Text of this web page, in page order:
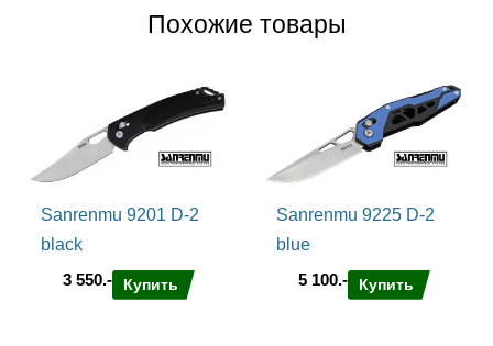
Похожие товары
Sanrenmu 9201 D-2
black
3 550.-
Купить
Sanrenmu 9225 D-2
blue
5 100.-
Купить